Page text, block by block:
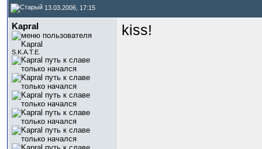
13.03.2006, 17:15
Kapral
S.K.A.T.E.
kiss!